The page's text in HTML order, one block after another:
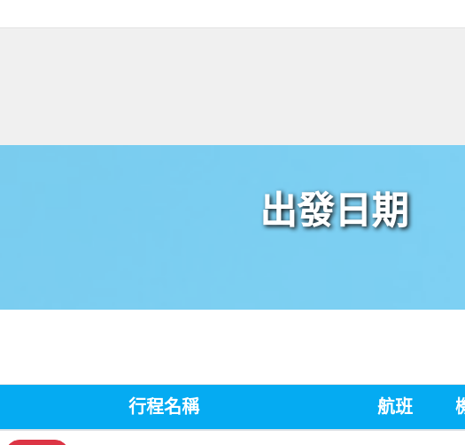
出發日期
行程名稱 航班